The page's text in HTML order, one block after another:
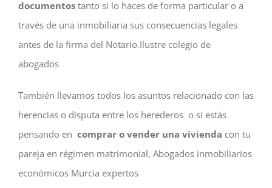
documentos tanto si lo haces de forma particular o a
través de una inmobiliaria sus consecuencias legales
antes de la firma del Notario.Ilustre colegio de
abogados
También llevamos todos los asuntos relacionado con las
herencias o disputa entre los herederos o si estás
pensando en comprar o vender una vivienda con tu
pareja en régimen matrimonial, Abogados inmobiliarios
económicos Murcia expertos